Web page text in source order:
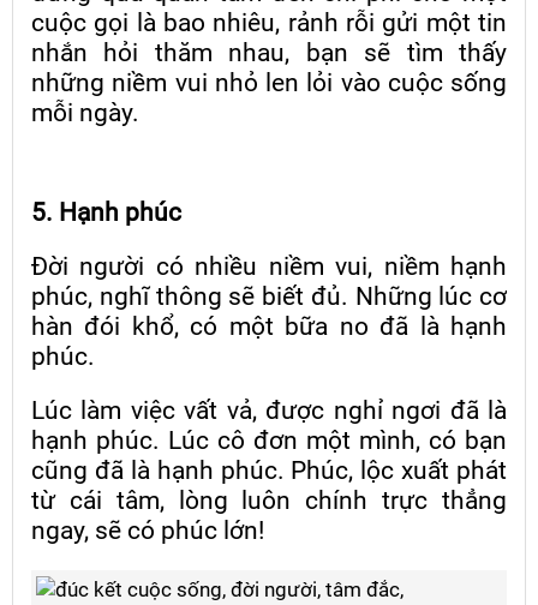
cuộc gọi là bao nhiêu, rảnh rỗi gửi một tin
nhắn hỏi thăm nhau, bạn sẽ tìm thấy
những niềm vui nhỏ len lỏi vào cuộc sống
mỗi ngày.
5. Hạnh phúc
Đời người có nhiều niềm vui, niềm hạnh
phúc, nghĩ thông sẽ biết đủ. Những lúc cơ
hàn đói khổ, có một bữa no đã là hạnh
phúc.
Lúc làm việc vất vả, được nghỉ ngơi đã là
hạnh phúc. Lúc cô đơn một mình, có bạn
cũng đã là hạnh phúc. Phúc, lộc xuất phát
từ cái tâm, lòng luôn chính trực thẳng
ngay, sẽ có phúc lớn!